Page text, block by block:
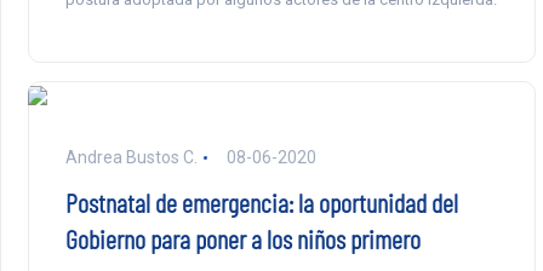
Andrea Bustos C. 08-06-2020
Postnatal de emergencia: la oportunidad del
Gobierno para poner a los niños primero